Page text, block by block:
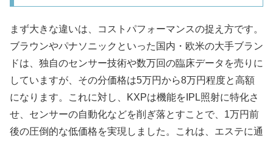
まず大きな違いは、コストパフォーマンスの捉え方です。
ブラウンやパナソニックといった国内・欧米の大手ブラン
ドは、独自のセンサー技術や数万回の臨床データを売りに
していますが、その分価格は5万円から8万円程度と高額
になります。これに対し、KXPは機能をIPL照射に特化さ
せ、センサーの自動化などを削ぎ落とすことで、1万円前
後の圧倒的な低価格を実現しました。これは、エステに通